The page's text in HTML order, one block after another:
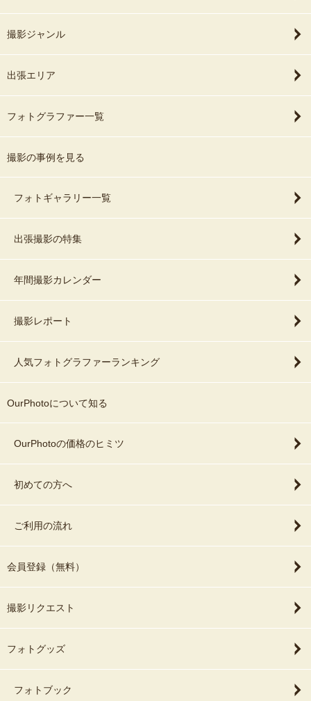
撮影ジャンル
出張エリア
フォトグラファー一覧
撮影の事例を見る
フォトギャラリー一覧
出張撮影の特集
年間撮影カレンダー
撮影レポート
人気フォトグラファーランキング
OurPhotoについて知る
OurPhotoの価格のヒミツ
初めての方へ
ご利用の流れ
会員登録（無料）
撮影リクエスト
フォトグッズ
フォトブック